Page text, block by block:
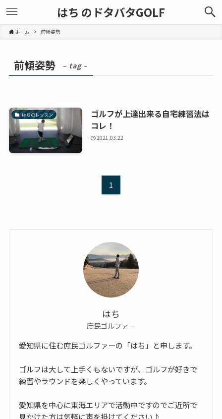
はち のドタバタGOLF
ホーム 前傾姿勢
前傾姿勢 – tag –
はちのレッスン
ゴルフが上達出来る自宅練習法は
コレ！
2021.03.22
1
はち
庶民ゴルファー
愛知県に住む庶民ゴルファーの「はち」と申します。
ゴルフは大して上手くもないですが、ゴルフが好きで
練習やラウンドを楽しくやっています。
愛知県を中心に東海エリアで活動中ですのでご近所で
見かけた方は気軽に声を掛けてください♪